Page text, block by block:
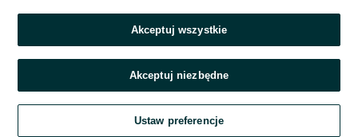
Akceptuj wszystkie
Akceptuj niezbędne
Ustaw preferencje